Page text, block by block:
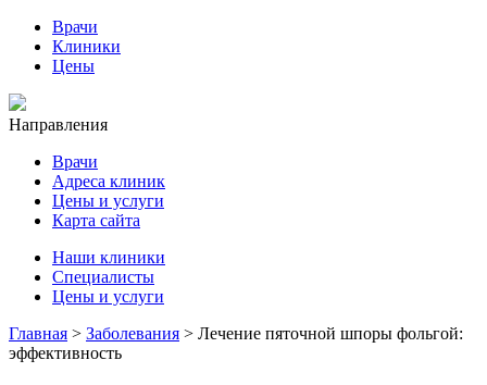
Врачи
Клиники
Цены
Направления
Врачи
Адреса клиник
Цены и услуги
Карта сайта
Наши клиники
Специалисты
Цены и услуги
Главная > Заболевания > Лечение пяточной шпоры фольгой:
эффективность